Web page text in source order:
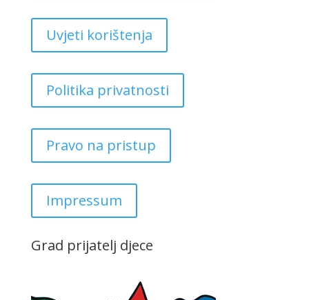
Uvjeti korištenja
Politika privatnosti
Pravo na pristup
Impressum
Grad prijatelj djece